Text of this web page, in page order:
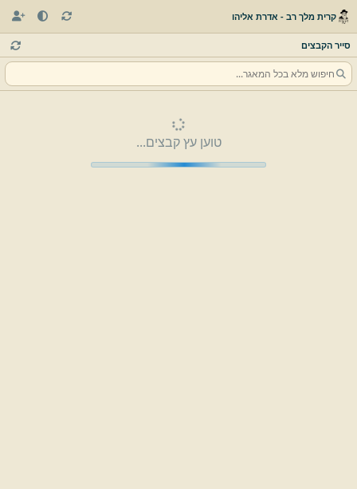
קרית מלך רב - אדרת אליהו
סייר הקבצים
טוען עץ קבצים...